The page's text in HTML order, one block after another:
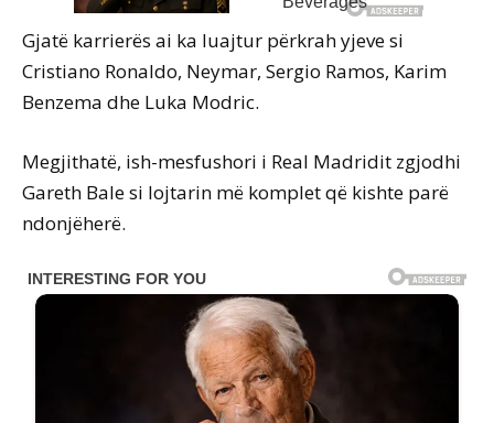
Gjatë karrierës ai ka luajtur përkrah yjeve si
Cristiano Ronaldo, Neymar, Sergio Ramos, Karim
Benzema dhe Luka Modric.
Megjithatë, ish-mesfushori i Real Madridit zgjodhi
Gareth Bale si lojtarin më komplet që kishte parë
ndonjëherë.